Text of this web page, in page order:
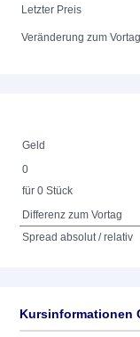
Letzter Preis
Veränderung zum Vortag
Geld
0
für 0 Stück
Differenz zum Vortag
Spread absolut / relativ
Kursinformationen